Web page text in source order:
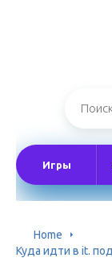
Игры
Home
Куда идти в it.